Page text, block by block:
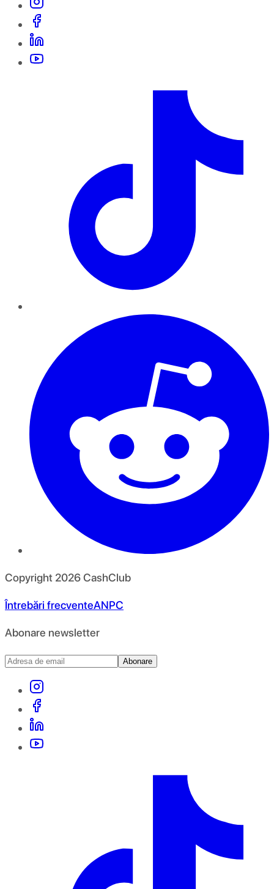
Copyright 2026CashClub
Întrebări frecventeANPC
Abonare newsletter
Abonare